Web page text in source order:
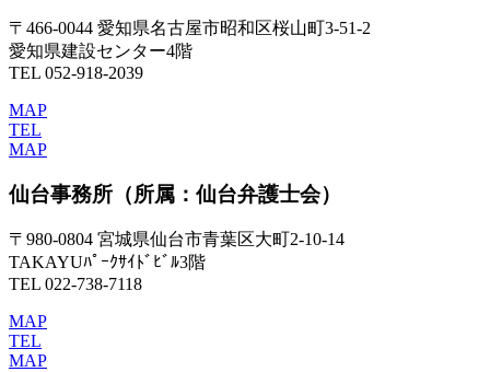
〒466-0044 愛知県名古屋市昭和区桜山町3-51-2
愛知県建設センター4階
TEL 052-918-2039
MAP
TEL
MAP
仙台事務所 （所属：仙台弁護士会）
〒980-0804 宮城県仙台市青葉区大町2-10-14
TAKAYUﾊﾟｰｸｻｲﾄﾞﾋﾞﾙ3階
TEL 022-738-7118
MAP
TEL
MAP